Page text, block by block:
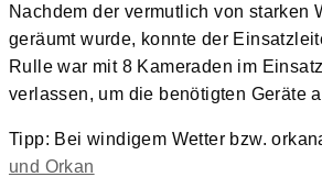
Nachdem der vermutlich von
geräumt wurde, konnte der
Rulle war mit 8 Kameraden im
verlassen, um die benötigten Geräte
Tipp: Bei windigem Wetter bzw.
und Orkan